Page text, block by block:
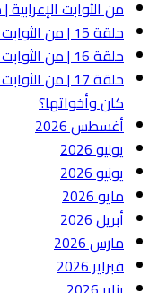
من الثوابت
حلقة 15 | من الثوابت الإعرابية |
حلقة 16 | من الثوابت الإعرابية | ما الأفعال التي لا فاعل لها ؟
حلقة 17 | من
كان وأخواتها؟
أغسطس 2026
يوليو 2026
يونيو 2026
مايو 2026
أبريل 2026
مارس 2026
فبراير 2026